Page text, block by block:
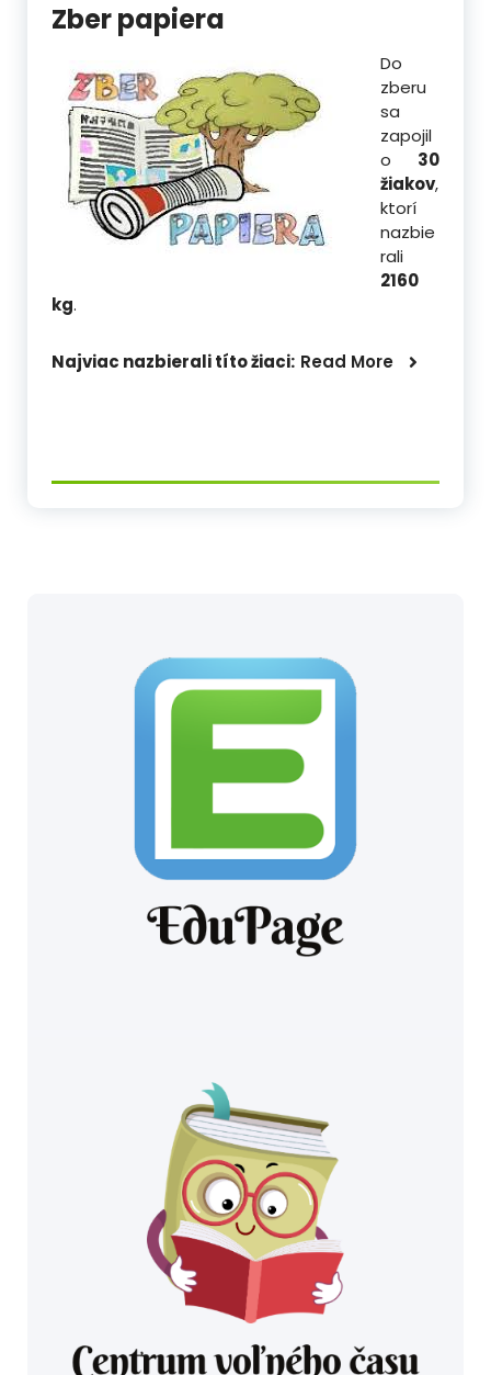
Zber papiera
Do
zberu
sa
zapojil
o 30
žiakov,
ktorí
nazbie
rali
2160
kg.
Najviac nazbierali títo žiaci: Read More